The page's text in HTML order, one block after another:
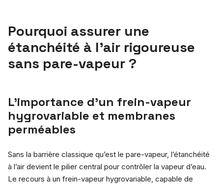
Pourquoi assurer une
étanchéité à l’air rigoureuse
sans pare-vapeur ?
L’importance d’un frein-vapeur
hygrovariable et membranes
perméables
Sans la barrière classique qu’est le pare-vapeur, l’étanchéité
à l’air devient le pilier central pour contrôler la vapeur d’eau.
Le recours à un frein-vapeur hygrovariable, capable de